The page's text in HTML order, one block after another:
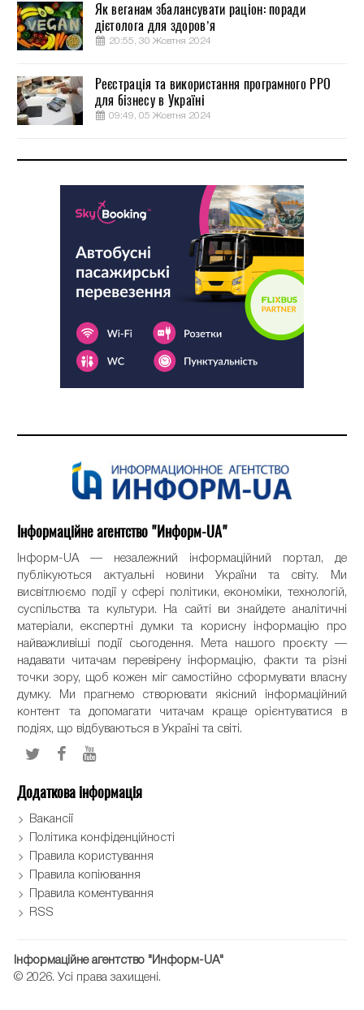
Як веганам збалансувати раціон: поради
дієтолога для здоров’я
20:55, 30 Жовтня 2024
Реєстрація та використання програмного РРО
для бізнесу в Україні
09:49, 05 Жовтня 2024
Інформаційне агентство "Информ-UA"
Інформ-UA — незалежний інформаційний портал, де
публікуються актуальні новини України та світу. Ми
висвітлюємо події у сфері політики, економіки, технологій,
суспільства та культури. На сайті ви знайдете аналітичні
матеріали, експертні думки та корисну інформацію про
найважливіші події сьогодення. Мета нашого проєкту —
надавати читачам перевірену інформацію, факти та різні
точки зору, щоб кожен міг самостійно сформувати власну
думку. Ми прагнемо створювати якісний інформаційний
контент та допомагати читачам краще орієнтуватися в
подіях, що відбуваються в Україні та світі.
Додаткова інформація
Вакансії
Політика конфіденційності
Правила користування
Правила копіювання
Правила коментування
RSS
Інформаційне агентство "Информ-UA"
© 2026. Усі права захищені.